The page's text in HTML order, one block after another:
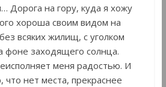
Дорога на гору, куда я хожу
хороша своим видом на
всяких жилищ, с уголком
фоне заходящего солнца.
меня радостью. И
нет места, прекраснее